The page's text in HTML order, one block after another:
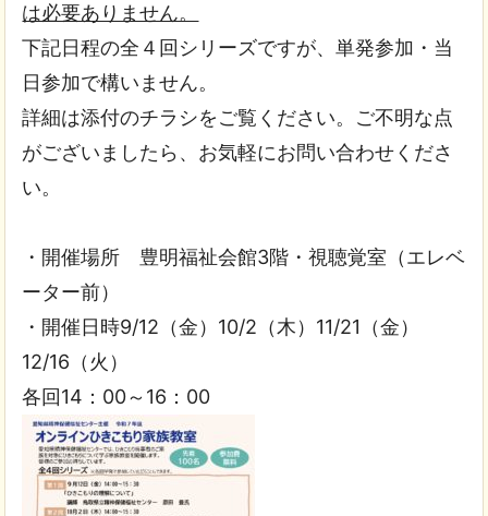
は必要ありません。
下記日程の全４回シリーズですが、単発参加・当
日参加で構いません。
詳細は添付のチラシをご覧ください。ご不明な点
がございましたら、お気軽にお問い合わせくださ
い。
・開催場所 豊明福祉会館3階・視聴覚室（エレベ
ーター前）
・開催日時9/12（金）10/2（木）11/21（金）
12/16（火）
各回14：00～16：00